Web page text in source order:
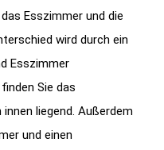
Esszimmer und die
wird durch ein
Esszimmer
Sie das
liegend. Außerdem
und einen